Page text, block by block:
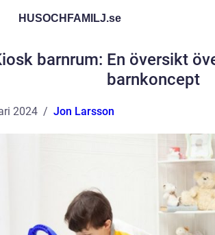
HUSOCHFAMILJ.se
barnrum: En översikt
barnkoncept
2024 Jon Larsson